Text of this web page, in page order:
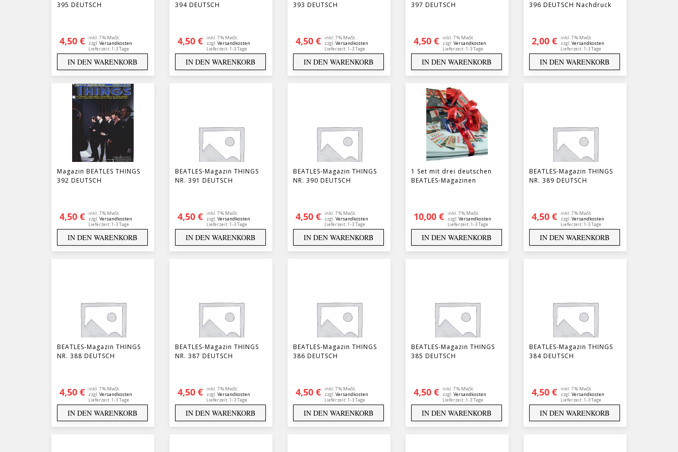
395 DEUTSCH
4,50 €
inkl. 7 % MwSt.
zzgl.Versandkosten
Lieferzeit:1-3 Tage
IN DEN WARENKORB
394 DEUTSCH
4,50 €
inkl. 7 % MwSt.
zzgl.Versandkosten
Lieferzeit:1-3 Tage
IN DEN WARENKORB
393 DEUTSCH
4,50 €
inkl. 7 % MwSt.
zzgl.Versandkosten
Lieferzeit:1-3 Tage
IN DEN WARENKORB
397 DEUTSCH
4,50 €
inkl. 7 % MwSt.
zzgl.Versandkosten
Lieferzeit:1-3 Tage
IN DEN WARENKORB
396 DEUTSCH Nachdruck
2,00 €
inkl. 7 % MwSt.
zzgl.Versandkosten
Lieferzeit:1-3 Tage
IN DEN WARENKORB
Magazin BEATLES THINGS
392 DEUTSCH
4,50 €
inkl. 7 % MwSt.
zzgl.Versandkosten
Lieferzeit:1-3 Tage
IN DEN WARENKORB
BEATLES-Magazin THINGS
NR. 391 DEUTSCH
4,50 €
inkl. 7 % MwSt.
zzgl.Versandkosten
Lieferzeit:1-3 Tage
IN DEN WARENKORB
BEATLES-Magazin THINGS
NR. 390 DEUTSCH
4,50 €
inkl. 7 % MwSt.
zzgl.Versandkosten
Lieferzeit:1-3 Tage
IN DEN WARENKORB
1 Set mit drei deutschen
BEATLES-Magazinen
10,00 €
inkl. 7 % MwSt.
zzgl.Versandkosten
Lieferzeit:1-3 Tage
IN DEN WARENKORB
BEATLES-Magazin THINGS
NR. 389 DEUTSCH
4,50 €
inkl. 7 % MwSt.
zzgl.Versandkosten
Lieferzeit:1-3 Tage
IN DEN WARENKORB
BEATLES-Magazin THINGS
NR. 388 DEUTSCH
4,50 €
inkl. 7 % MwSt.
zzgl.Versandkosten
Lieferzeit:1-3 Tage
IN DEN WARENKORB
BEATLES-Magazin THINGS
NR. 387 DEUTSCH
4,50 €
inkl. 7 % MwSt.
zzgl.Versandkosten
Lieferzeit:1-3 Tage
IN DEN WARENKORB
BEATLES-Magazin THINGS
386 DEUTSCH
4,50 €
inkl. 7 % MwSt.
zzgl.Versandkosten
Lieferzeit:1-3 Tage
IN DEN WARENKORB
BEATLES-Magazin THINGS
385 DEUTSCH
4,50 €
inkl. 7 % MwSt.
zzgl.Versandkosten
Lieferzeit:1-3 Tage
IN DEN WARENKORB
BEATLES-Magazin THINGS
384 DEUTSCH
4,50 €
inkl. 7 % MwSt.
zzgl.Versandkosten
Lieferzeit:1-3 Tage
IN DEN WARENKORB